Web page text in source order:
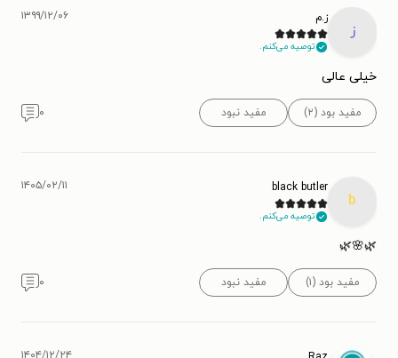
ز
ز.م
توصیه می‌کنم.
۱۳۹۹/۱۲/۰۶
خیلی عالی
مفید بود (۲) مفید نبود ۰
b
black butler
توصیه می‌کنم.
۱۴۰۵/۰۲/۱۱
🌿🌸🌿
مفید بود (۱) مفید نبود ۰